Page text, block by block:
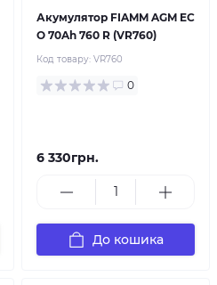
Акумулятор FIAMM AGM EC
O 70Ah 760 R (VR760)
Код товару: VR760
0
6 330грн.
До кошика